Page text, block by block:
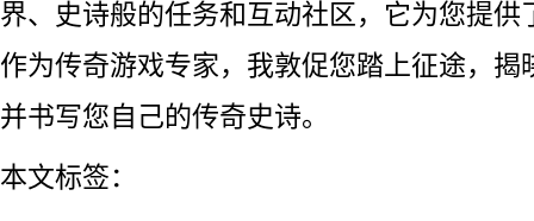
界、史诗般的任务和互动社区，它为您提供
作为传奇游戏专家，我敦促您踏上征途，揭
并书写您自己的传奇史诗。
本文标签：